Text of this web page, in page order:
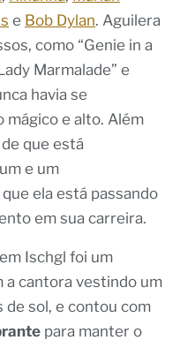
e Bob Dylan. Aguilera
como “Genie in a
Marmalade” e
havia se
mágico e alto. Além
que está
e um
ela está passando
em sua carreira.
Ischgl foi um
a cantora vestindo um
de sol, e contou com
para manter o